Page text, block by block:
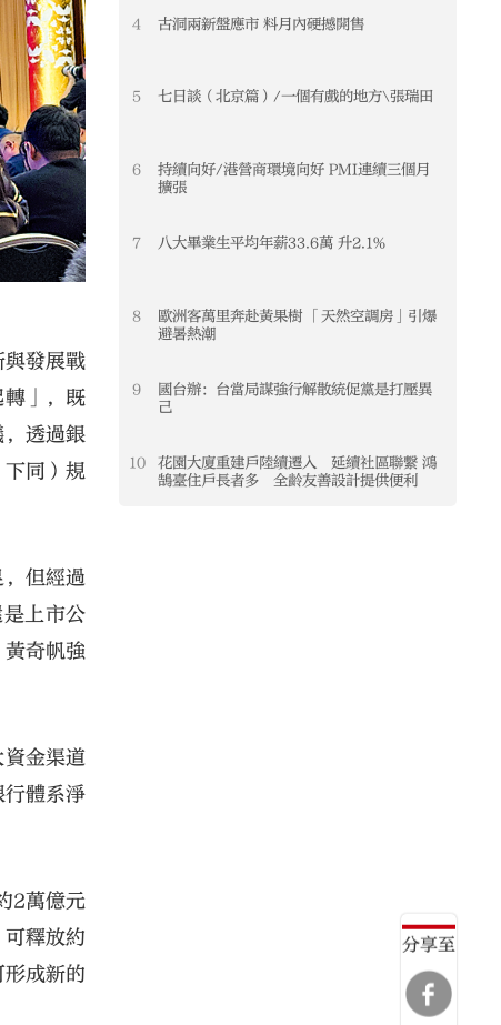
分享至
與發展戰
」，既
透過銀
同）規
但經過
上市公
奇帆強
金渠道
體系淨
2萬億元
釋放約
成新的
4 古洞兩新盤應市 料月內硬撼開售
5 七日談（北京篇）/一個有戲的地方\張瑞田
6
持續向好/港營商環境向好 PMI連續三個月
擴張
7 八大畢業生平均年薪33.6萬 升2.1%
8
歐洲客萬里奔赴黃果樹 「天然空調房」引爆
避暑熱潮
9
國台辦：台當局謀強行解散統促黨是打壓異
己
10
花園大廈重建戶陸續遷入 延續社區聯繫 鴻
鵠臺住戶長者多 全齡友善設計提供便利